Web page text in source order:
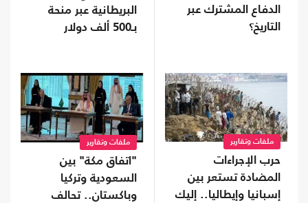
الدفاع المشترك عبر
التاريخ؟
البريطانية عبر منحة
بـ500 ألف دولار
ملفات وتقارير
حرب الإجراءات
المضادة تستعر بين
إسبانيا وإيطاليا.. إليك
ملفات وتقارير
"اتفاق مكة" بين
السعودية وتركيا
وباكستان.. تحالف